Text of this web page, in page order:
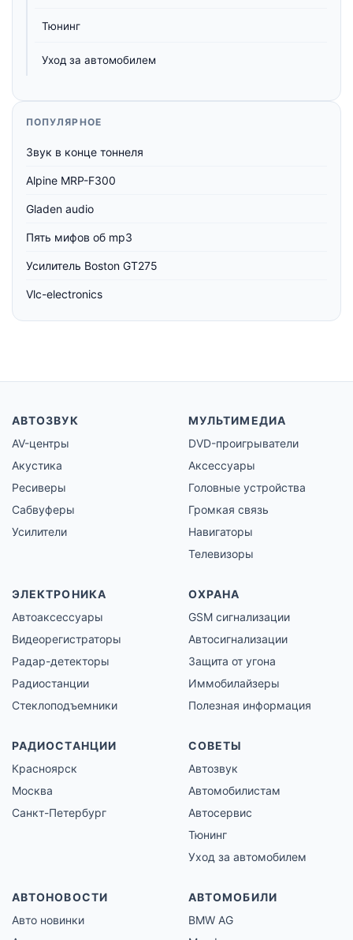
Тюнинг
Уход за автомобилем
ПОПУЛЯРНОЕ
Звук в конце тоннеля
Alpine MRP-F300
Gladen audio
Пять мифов об mp3
Усилитель Boston GT275
Vlc-electronics
АВТОЗВУК
AV-центры
Акустика
Ресиверы
Сабвуферы
Усилители
МУЛЬТИМЕДИА
DVD-проигрыватели
Аксессуары
Головные устройства
Громкая связь
Навигаторы
Телевизоры
ЭЛЕКТРОНИКА
Автоаксессуары
Видеорегистраторы
Радар-детекторы
Радиостанции
Стеклоподъемники
ОХРАНА
GSM сигнализации
Автосигнализации
Защита от угона
Иммобилайзеры
Полезная информация
РАДИОСТАНЦИИ
Красноярск
Москва
Санкт-Петербург
СОВЕТЫ
Автозвук
Автомобилистам
Автосервис
Тюнинг
Уход за автомобилем
АВТОНОВОСТИ
Авто новинки
АВТОМОБИЛИ
BMW AG